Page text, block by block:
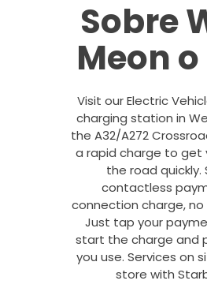
Sobre
Meon
Visit our Electric
charging station in
the A32/A272
a rapid charge to get
the road quickly.
contactless
connection charge, no
Just tap your
start the charge and
you use. Services on
store with